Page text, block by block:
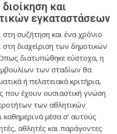
και
εγκαταστάσεων
συζήτηση και ένα χρόνιο
διαχείριση των δημοτικών
διατυπώθηκε εύστοχα, η
των σταδίων θα
ή πελατειακά κριτήρια,
έχουν ουσιαστική γνώση
των αθλητικών
μέσα σ’ αυτούς
αθλητές και παράγοντες